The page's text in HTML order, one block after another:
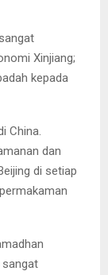
Xinjiang;
kepada
China.
dan
di setiap
sangat